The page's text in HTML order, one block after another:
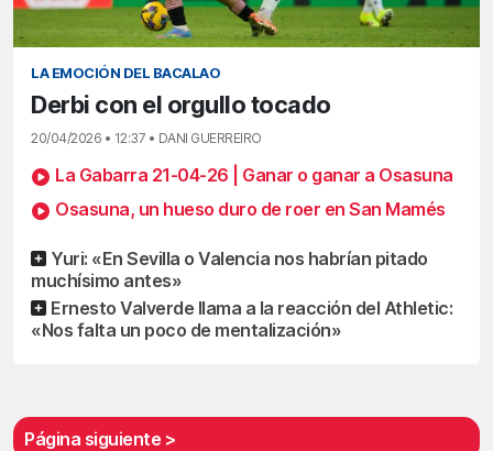
LA EMOCIÓN DEL BACALAO
Derbi con el orgullo tocado
20/04/2026 • 12:37 • DANI GUERREIRO
La Gabarra 21-04-26 | Ganar o ganar a Osasuna
Osasuna, un hueso duro de roer en San Mamés
Yuri: «En Sevilla o Valencia nos habrían pitado
muchísimo antes»
Ernesto Valverde llama a la reacción del Athletic:
«Nos falta un poco de mentalización»
Página siguiente >